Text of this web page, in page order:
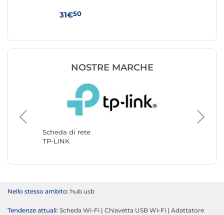
31€50
NOSTRE MARCHE
Scheda di rete
TP-LINK
Scheda
Nello stesso ambito: hub usb
Tendenze attuali: Scheda Wi-Fi | Chiavetta USB Wi-Fi | Adattatore